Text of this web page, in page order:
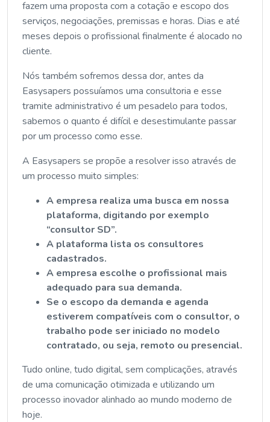
fazem uma proposta com a cotação e escopo dos
serviços, negociações, premissas e horas. Dias e até
meses depois o profissional finalmente é alocado no
cliente.
Nós também sofremos dessa dor, antes da
Easysapers possuíamos uma consultoria e esse
tramite administrativo é um pesadelo para todos,
sabemos o quanto é difícil e desestimulante passar
por um processo como esse.
A Easysapers se propõe a resolver isso através de
um processo muito simples:
A empresa realiza uma busca em nossa
plataforma, digitando por exemplo
“consultor SD”.
A plataforma lista os consultores
cadastrados.
A empresa escolhe o profissional mais
adequado para sua demanda.
Se o escopo da demanda e agenda
estiverem compatíveis com o consultor, o
trabalho pode ser iniciado no modelo
contratado, ou seja, remoto ou presencial.
Tudo online, tudo digital, sem complicações, através
de uma comunicação otimizada e utilizando um
processo inovador alinhado ao mundo moderno de
hoje.